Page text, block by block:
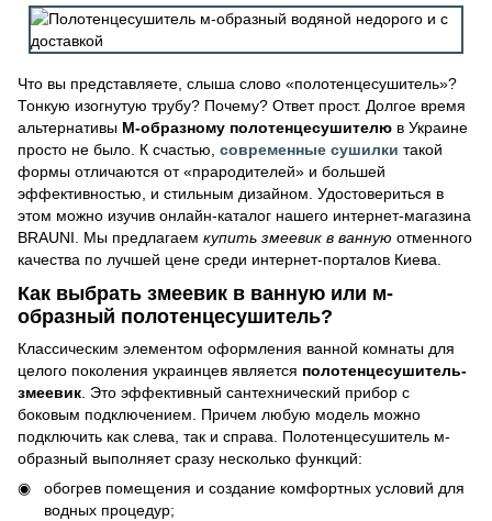
Что вы представляете, слыша слово «полотенцесушитель»?
Тонкую изогнутую трубу? Почему? Ответ прост. Долгое время
альтернативы М-образному полотенцесушителю в Украине
просто не было. К счастью, современные сушилки такой
формы отличаются от «прародителей» и большей
эффективностью, и стильным дизайном. Удостовериться в
этом можно изучив онлайн-каталог нашего интернет-магазина
BRAUNI. Мы предлагаем купить змеевик в ванную отменного
качества по лучшей цене среди интернет-порталов Киева.
Как выбрать змеевик в ванную или м-
образный полотенцесушитель?
Классическим элементом оформления ванной комнаты для
целого поколения украинцев является полотенцесушитель-
змеевик. Это эффективный сантехнический прибор с
боковым подключением. Причем любую модель можно
подключить как слева, так и справа. Полотенцесушитель м-
образный выполняет сразу несколько функций:
обогрев помещения и создание комфортных условий для
водных процедур;